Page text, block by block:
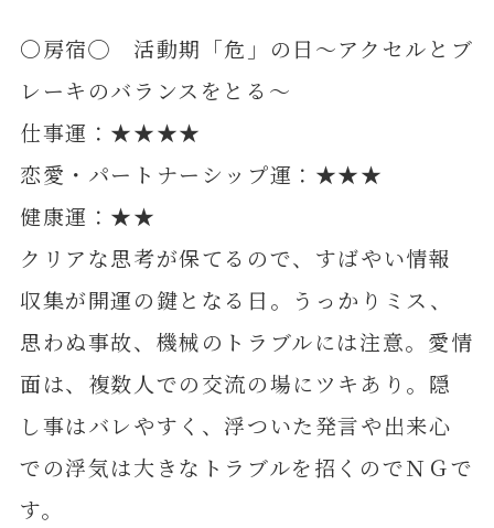
〇房宿◯ 活動期「危」の日～アクセルとブ
レーキのバランスをとる～
仕事運：★★★★
恋愛・パートナーシップ運：★★★
健康運：★★
クリアな思考が保てるので、すばやい情報
収集が開運の鍵となる日。うっかりミス、
思わぬ事故、機械のトラブルには注意。愛情
面は、複数人での交流の場にツキあり。隠
し事はバレやすく、浮ついた発言や出来心
での浮気は大きなトラブルを招くのでＮＧで
す。